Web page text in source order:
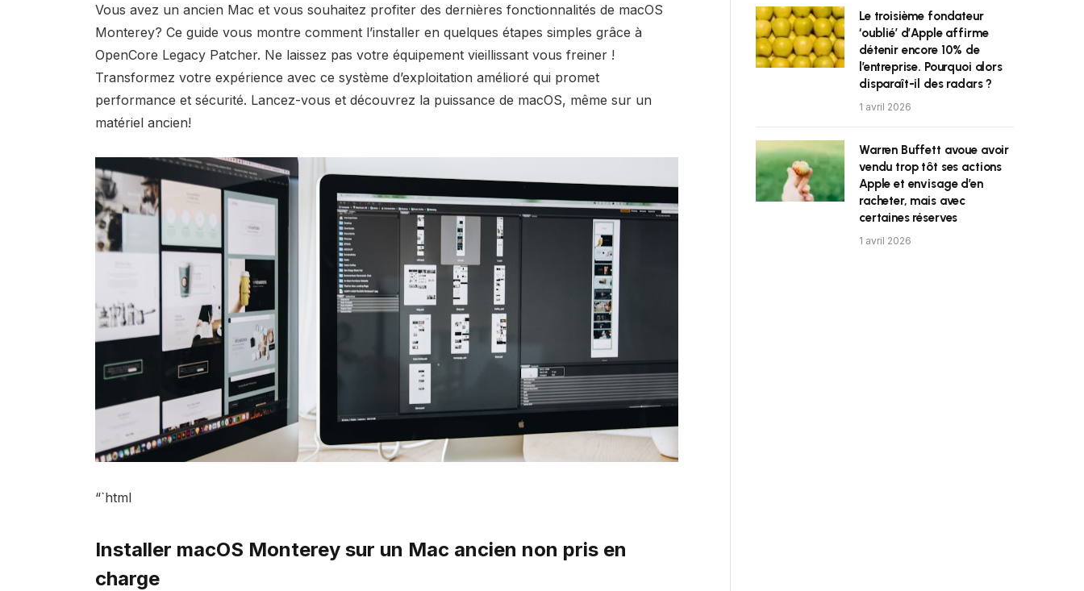
Vous avez un ancien Mac et vous souhaitez profiter des dernières fonctionnalités de macOS
Monterey? Ce guide vous montre comment l’installer en quelques étapes simples grâce à
OpenCore Legacy Patcher. Ne laissez pas votre équipement vieillissant vous freiner !
Transformez votre expérience avec ce système d’exploitation amélioré qui promet
performance et sécurité. Lancez-vous et découvrez la puissance de macOS, même sur un
matériel ancien!
“`html
Installer macOS Monterey sur un Mac ancien non pris en
charge
Le troisième fondateur
‘oublié’ d’Apple affirme
détenir encore 10% de
l’entreprise. Pourquoi alors
disparaît-il des radars ?
1 avril 2026
Warren Buffett avoue avoir
vendu trop tôt ses actions
Apple et envisage d’en
racheter, mais avec
certaines réserves
1 avril 2026